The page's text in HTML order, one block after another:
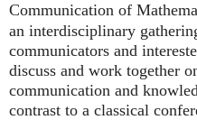
Communication of
an interdisciplinary
communicators and
discuss and work together
communication and
contrast to a classical